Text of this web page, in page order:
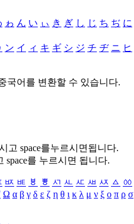
ゎ ん い ぃ き ぎ し じ ち ぢ に
ン イ ィ キ ギ シ ジ チ ヂ ニ ヒ
국어를 변환할 수 있습니다.
고 space를누르시면됩니다.
space를 누르시면 됩니다.
ㅶ ㅷ ㅸ ㅹ ㅺ ㅻ ㅼ ㅽ ㅾ ㅿ ㆀ
Ω α β γ δ ε ζ η θ ι κ λ μ ν ξ ο π ρ σ